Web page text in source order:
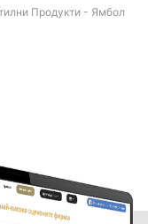
Продукти - Ямбол